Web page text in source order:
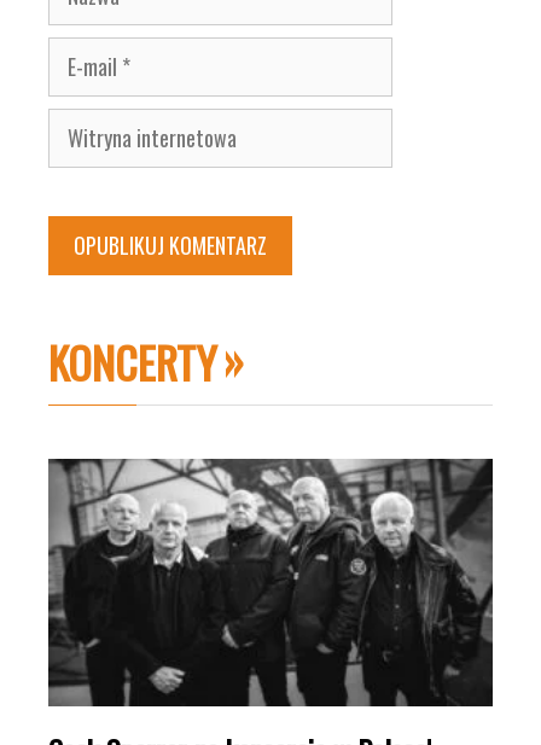
E-
mail
Witryna
internetowa
KONCERTY